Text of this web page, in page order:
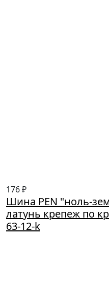
176 ₽
Шина PEN "ноль-
латунь крепеж по
63-12-k